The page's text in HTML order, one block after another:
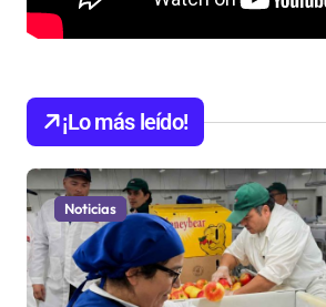
¡Lo más leído!
Noticias